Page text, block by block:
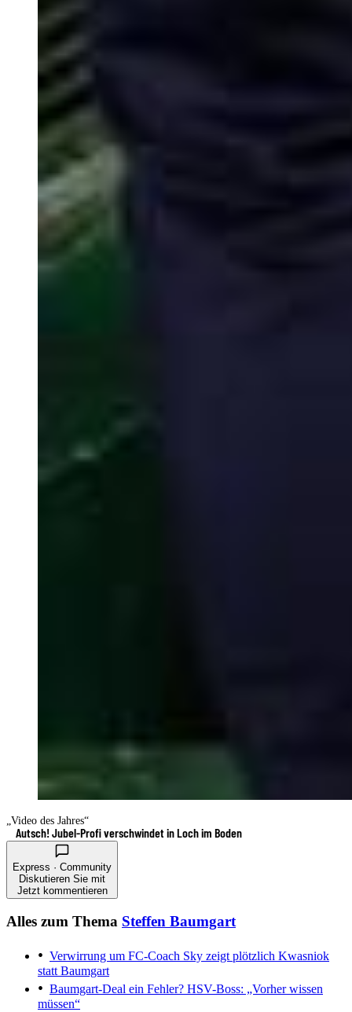
„Video des Jahres“
Autsch! Jubel-Profi verschwindet in Loch im Boden
Express · Community
Diskutieren Sie mit
Jetzt kommentieren
Alles zum Thema Steffen Baumgart
Verwirrung um FC-Coach Sky zeigt plötzlich Kwasniok
statt Baumgart
Baumgart-Deal ein Fehler? HSV-Boss: „Vorher wissen
müssen“